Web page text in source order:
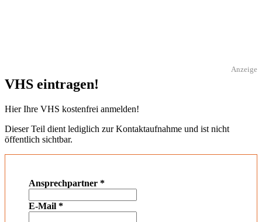
Anzeige
VHS eintragen!
Hier Ihre VHS kostenfrei anmelden!
Dieser Teil dient lediglich zur Kontaktaufnahme und ist nicht
öffentlich sichtbar.
Ansprechpartner *
E-Mail *